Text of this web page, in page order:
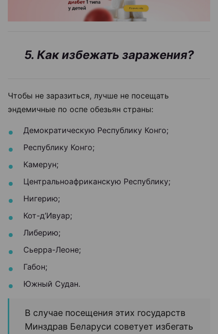
5. Как избежать заражения?
Чтобы не заразиться, лучше не посещать
эндемичные по оспе обезьян страны:
Демократическую Республику Конго;
Республику Конго;
Камерун;
Центральноафриканскую Республику;
Нигерию;
Кот-д’Ивуар;
Либерию;
Сьерра-Леоне;
Габон;
Южный Судан.
В случае посещения этих государств
Минздрав Беларуси советует избегать